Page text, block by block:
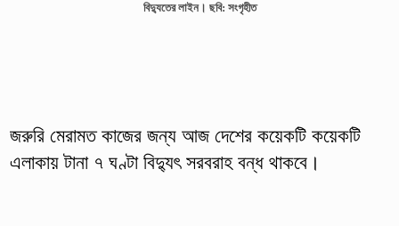
বিদ্যুতের লাইন। ছবি: সংগৃহীত
জরুরি মেরামত কাজের জন্য আজ দেশের কয়েকটি কয়েকটি
এলাকায় টানা ৭ ঘণ্টা বিদ্যুৎ সরবরাহ বন্ধ থাকবে।